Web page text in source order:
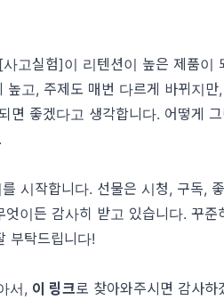
고실험]이 리텐션이 높은 제품이
고, 주제도 매번 다르게 바뀌지만
면 좋겠다고 생각합니다. 어떻게
시작합니다. 선물은 시청, 구독,
엇이든 감사히 받고 있습니다. 꾸준
부탁드립니다!
서, 이 링크로 찾아와주시면 감사하